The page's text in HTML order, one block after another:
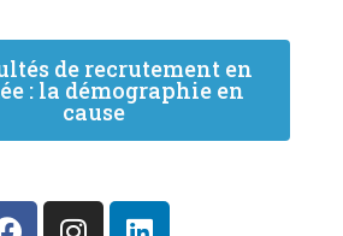
de recrutement en
: la démographie en
cause